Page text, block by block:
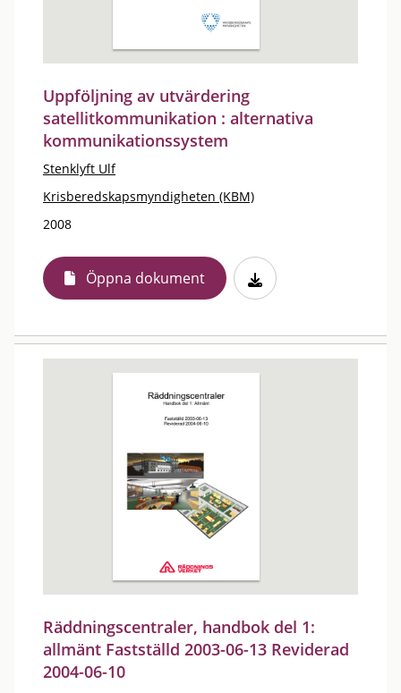
Uppföljning av utvärdering
satellitkommunikation : alternativa
kommunikationssystem
Stenklyft Ulf
Krisberedskapsmyndigheten (KBM)
2008
Öppna dokument
Räddningscentraler, handbok del 1:
allmänt Fastställd 2003-06-13 Reviderad
2004-06-10